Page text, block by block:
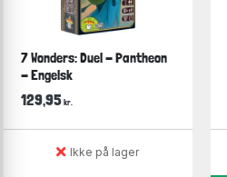
7 Wonders: Duel - Pantheon
- Engelsk
129,95 kr.
Ikke på lager